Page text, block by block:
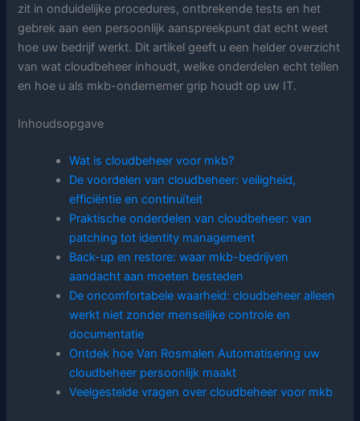
zit in onduidelijke procedures, ontbrekende tests en het
gebrek aan een persoonlijk aanspreekpunt dat echt weet
hoe uw bedrijf werkt. Dit artikel geeft u een helder overzicht
van wat cloudbeheer inhoudt, welke onderdelen echt tellen
en hoe u als mkb-ondernemer grip houdt op uw IT.
Inhoudsopgave
Wat is cloudbeheer voor mkb?
De voordelen van cloudbeheer: veiligheid,
efficiëntie en continuïteit
Praktische onderdelen van cloudbeheer: van
patching tot identity management
Back-up en restore: waar mkb-bedrijven
aandacht aan moeten besteden
De oncomfortabele waarheid: cloudbeheer alleen
werkt niet zonder menselijke controle en
documentatie
Ontdek hoe Van Rosmalen Automatisering uw
cloudbeheer persoonlijk maakt
Veelgestelde vragen over cloudbeheer voor mkb